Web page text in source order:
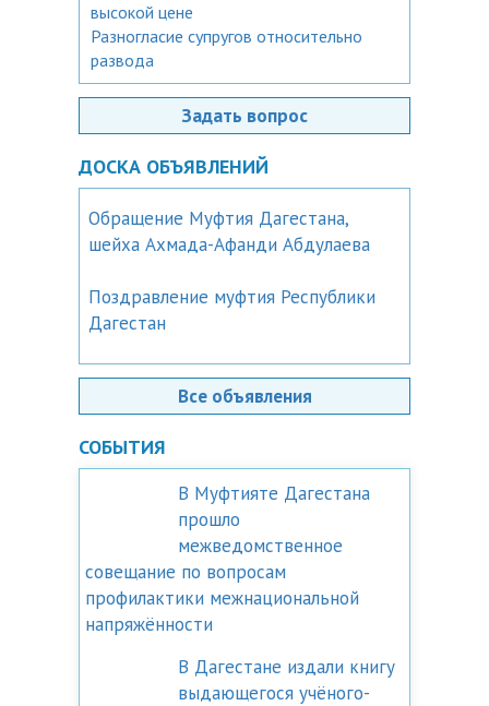
высокой цене
Разногласие супругов относительно
развода
Задать вопрос
ДОСКА ОБЪЯВЛЕНИЙ
Обращение Муфтия Дагестана,
шейха Ахмада-Афанди Абдулаева
Поздравление муфтия Республики
Дагестан
Все объявления
СОБЫТИЯ
В Муфтияте Дагестана
прошло
межведомственное
совещание по вопросам
профилактики межнациональной
напряжённости
В Дагестане издали книгу
выдающегося учёного-